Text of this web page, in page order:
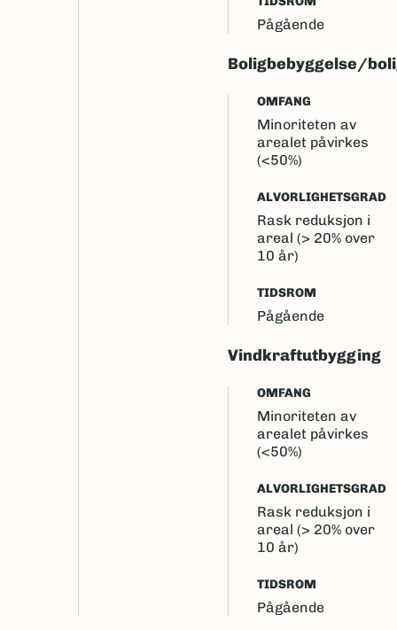
Pågående
Boligbebyggelse/
OMFANG
Minoriteten av
arealet påvirkes
(<50%)
ALVORLIGHETSGRAD
Rask reduksjon i
areal (> 20% over
10 år)
TIDSROM
Pågående
Vindkraftutbygging
OMFANG
Minoriteten av
arealet påvirkes
(<50%)
ALVORLIGHETSGRAD
Rask reduksjon i
areal (> 20% over
10 år)
TIDSROM
Pågående